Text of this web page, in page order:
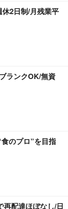
2日制/月残業平
ランクOK/無資
のプロ”を目指
再配達ほぼなし/日